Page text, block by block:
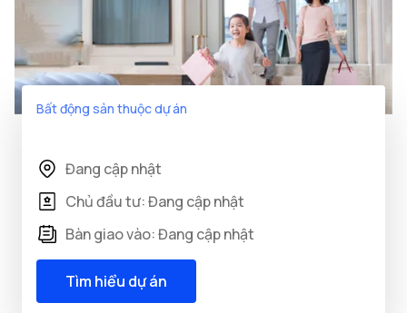
Bất động sản thuộc dự án
Đang cập nhật
Chủ đầu tư: Đang cập nhật
Bàn giao vào: Đang cập nhật
Tìm hiểu dự án